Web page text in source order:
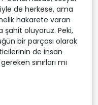
de herkese, ama
hakarete varan
şahit oluyoruz. Peki,
bir parçası olarak
de insan
sınırları mı